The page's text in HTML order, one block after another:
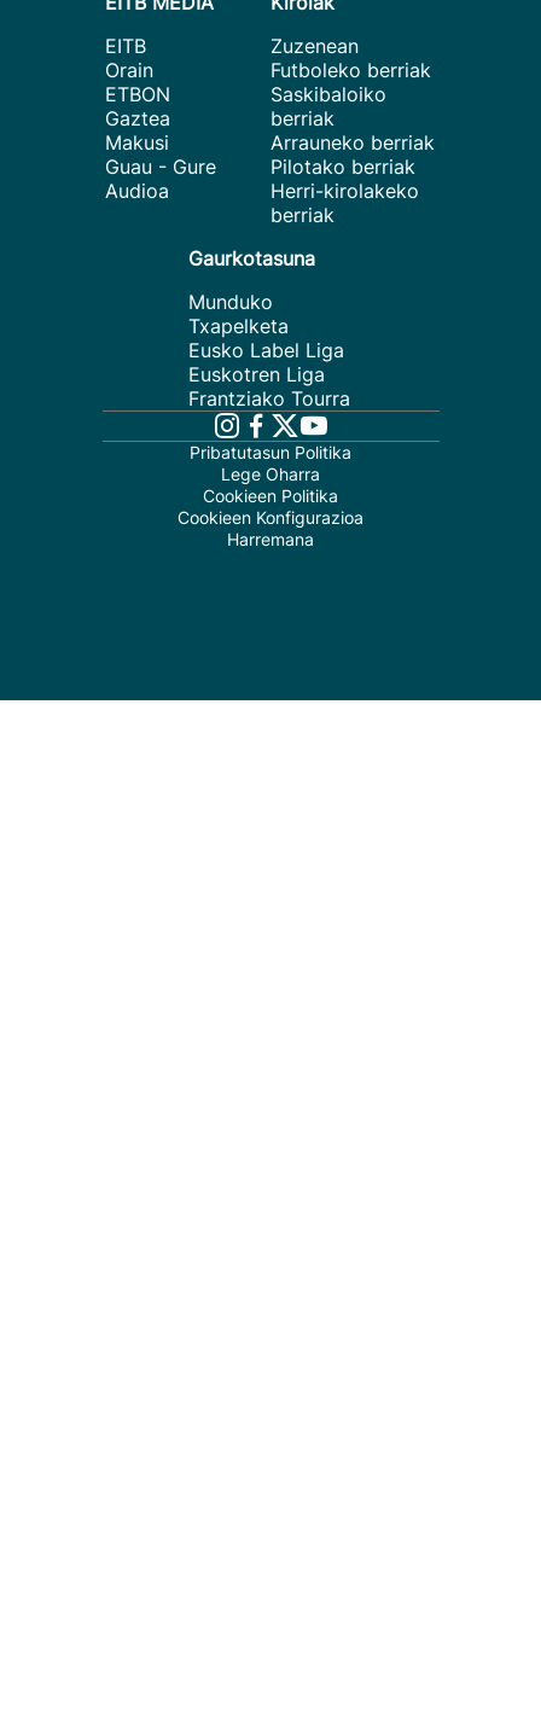
EITB
Orain
ETBON
Gaztea
Makusi
Guau - Gure
Audioa
Zuzenean
Futboleko berriak
Saskibaloiko
berriak
Arrauneko berriak
Pilotako berriak
Herri-kirolakeko
berriak
Gaurkotasuna
Munduko
Txapelketa
Eusko Label Liga
Euskotren Liga
Frantziako Tourra
Pribatutasun Politika
Lege Oharra
Cookieen Politika
Cookieen Konfigurazioa
Harremana